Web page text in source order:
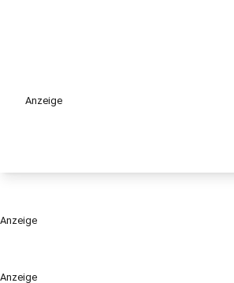
Anzeige
Anzeige
Anzeige